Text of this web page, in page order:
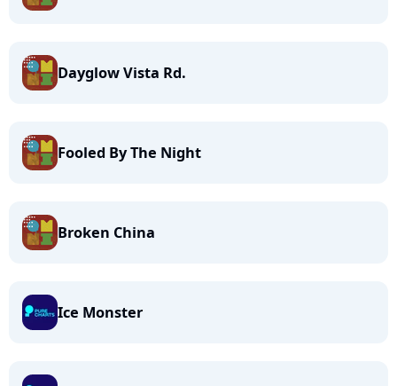
Dayglow Vista Rd.
Fooled By The Night
Broken China
Ice Monster